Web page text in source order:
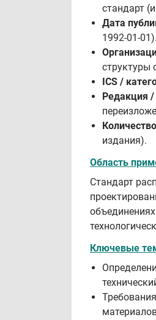
стандарт
Дата
1992‑01‑01).
структуры
ICS /
Редакция /
издания).
Область
Стандарт
Ключевые